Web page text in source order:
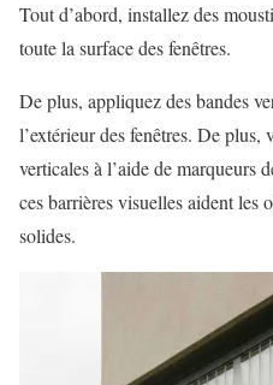
Tout d’abord, installez des
toute la surface des fenêtres.
De plus, appliquez des bandes
l’extérieur des fenêtres. De plus,
verticales à l’aide de marqueurs
ces barrières visuelles aident les
solides.